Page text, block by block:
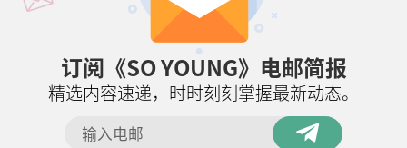
订阅《SO YOUNG》电邮简报
精选内容速递，时时刻刻掌握最新动态。